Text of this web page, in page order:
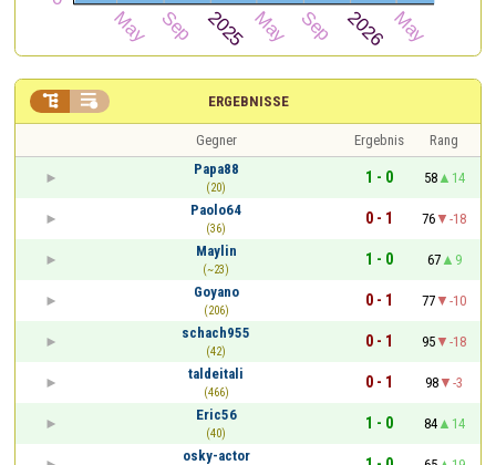
ERGEBNISSE
 
Gegner Ergebnis
Rang
Papa88
(20)
1 - 0 58
14
Paolo64
(36)
0 - 1 76
-18
Maylin
(~23)
1 - 0 67
9
Goyano
(206)
0 - 1 77
-10
schach955
(42)
0 - 1 95
-18
taldeitali
(466)
0 - 1 98
-3
Eric56
(40)
1 - 0 84
14
osky-actor